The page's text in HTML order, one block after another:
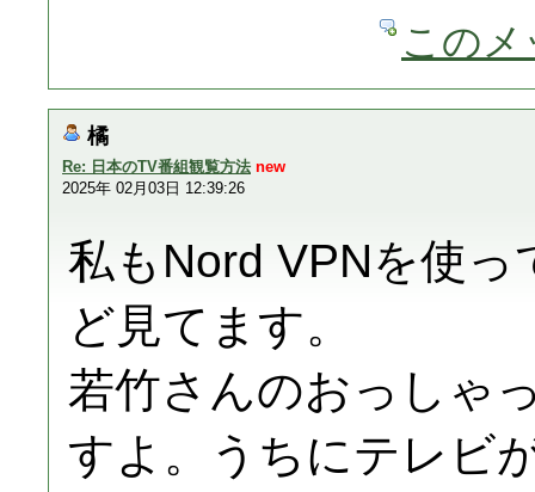
この
橘
Re: 日本のTV番組観覧方法 new
2025年 02月03日 12:39:26
私もNord VPNを使
ど見てます。
若竹さんのおっしゃ
すよ。うちにテレビ